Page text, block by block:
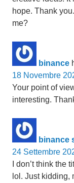
hope. Thank
me?
binance
18 Novembre
Your point of
interesting.
binance
24 Settembre
I don’t think the
lol. Just kidding,